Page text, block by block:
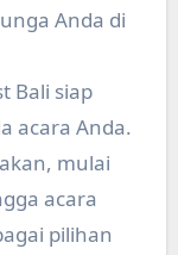
Anda di
Bali siap
acara Anda.
mulai
acara
pilihan